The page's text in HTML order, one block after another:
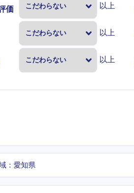
価 以上
以上
以上
： 愛知県